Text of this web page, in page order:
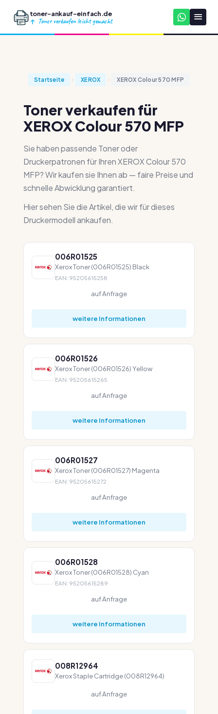
toner-ankauf-einfach.de
Toner verkaufen leicht gemacht
Startseite XEROX XEROX Colour 570 MFP
Toner verkaufen für
XEROX Colour 570 MFP
Sie haben passende Toner oder
Druckerpatronen für Ihren XEROX Colour 570
MFP? Wir kaufen sie Ihnen ab — faire Preise und
schnelle Abwicklung garantiert.
Hier sehen Sie die Artikel, die wir für dieses
Druckermodell ankaufen.
006R01525
Xerox Toner (006R01525) Black
EAN: 95205615258
auf Anfrage
weitere Informationen
006R01526
Xerox Toner (006R01526) Yellow
EAN: 95205615265
auf Anfrage
weitere Informationen
006R01527
Xerox Toner (006R01527) Magenta
EAN: 95205615272
auf Anfrage
weitere Informationen
006R01528
Xerox Toner (006R01528) Cyan
EAN: 95205615289
auf Anfrage
weitere Informationen
008R12964
Xerox Staple Cartridge (008R12964)
auf Anfrage